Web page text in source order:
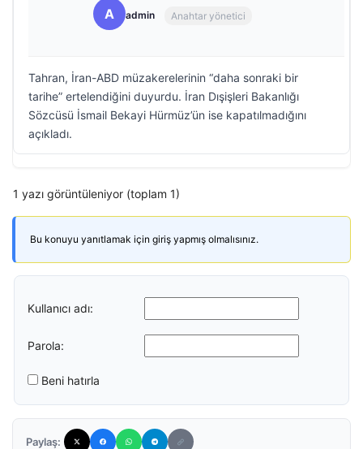
A admin Anahtar yönetici
Tahran, İran-ABD müzakerelerinin “daha sonraki bir
tarihe” ertelendiğini duyurdu. İran Dışişleri Bakanlığı
Sözcüsü İsmail Bekayi Hürmüz’ün ise kapatılmadığını
açıkladı.
1 yazı görüntüleniyor (toplam 1)
Bu konuyu yanıtlamak için giriş yapmış olmalısınız.
Kullanıcı adı:
Parola:
Beni hatırla
Paylaş: